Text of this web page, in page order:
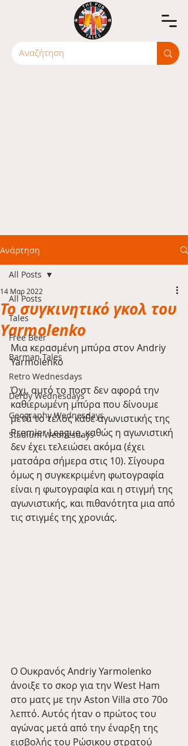
Ανάρτηση
All Posts
Tales
Free Beer
Barman Tales
Retro Wednesdays
Derby Wednesdays
Geography Wednesdays
Stadium Wednesdays
All Posts
Το συγκινητικό γκολ του
Yarmolenko
14 Μαρ 2022
Μια κερασμένη μπύρα στον Andriy
Yarmolenko
Όχι, αυτό το ποστ δεν αφορά την
καθιερωμένη μπύρα που δίνουμε
μετά το τέλος κάθε αγωνιστικής της
Premier League, καθώς η αγωνιστική
δεν έχει τελειώσει ακόμα (έχει
ματσάρα σήμερα στις 10). Σίγουρα
όμως η συγκεκριμένη φωτογραφία
είναι η φωτογραφία και η στιγμή της
αγωνιστικής, και πιθανότητα μια από
τις στιγμές της χρονιάς.
Ο Ουκρανός Andriy Yarmolenko
άνοιξε το σκορ για την West Ham
στο ματς με την Aston Villa στο 70ο
λεπτό. Αυτός ήταν ο πρώτος του
αγώνας μετά από την έναρξη της
εισβολής του Ρώσικου στρατού